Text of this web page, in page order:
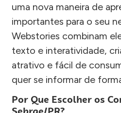
uma nova maneira de
importantes para o seu
Webstories combinam
texto e interatividade,
atrativo e fácil de
quer se informar de
Por Que Escolher os